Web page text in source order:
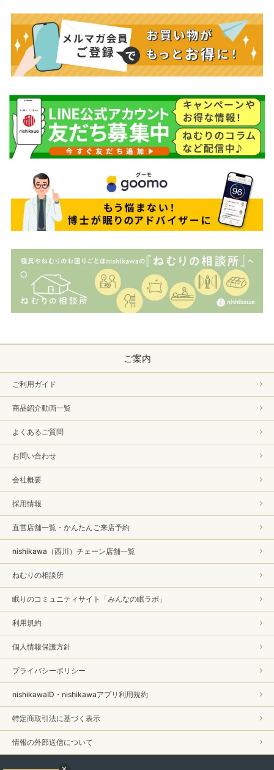
ご案内
ご利用ガイド
商品紹介動画一覧
よくあるご質問
お問い合わせ
会社概要
採用情報
直営店舗一覧・かんたんご来店予約
nishikawa（西川）チェーン店舗一覧
ねむりの相談所
眠りのコミュニティサイト「みんなの眠ラボ」
利用規約
個人情報保護方針
プライバシーポリシー
nishikawaID・nishikawaアプリ利用規約
特定商取引法に基づく表示
情報の外部送信について